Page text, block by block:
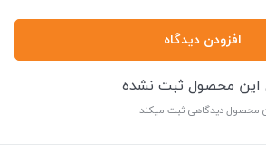
افزودن دیدگاه
این محصول ثبت نشده
محصول دیدگاهی ثبت میکند